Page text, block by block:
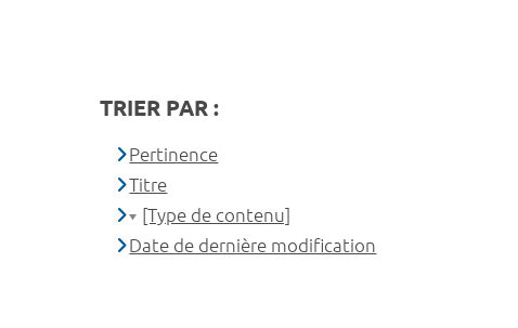
TRIER PAR :
Pertinence
Titre
[Type de contenu]
Date de dernière modification